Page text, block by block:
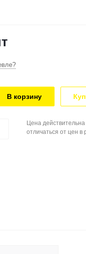
В корзину
Цена
отличаться от цен в